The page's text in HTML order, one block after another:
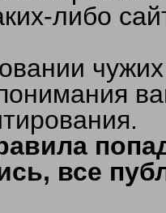
либо
все